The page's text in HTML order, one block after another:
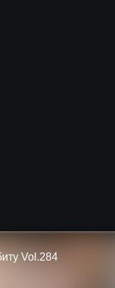
Vol.284